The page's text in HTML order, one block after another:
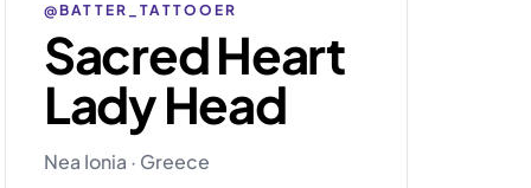
@BATTER_TATTOOER
Sacred Heart
Lady Head
Nea Ionia · Greece